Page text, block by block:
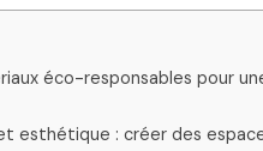
éco-responsables pour
esthétique : créer des